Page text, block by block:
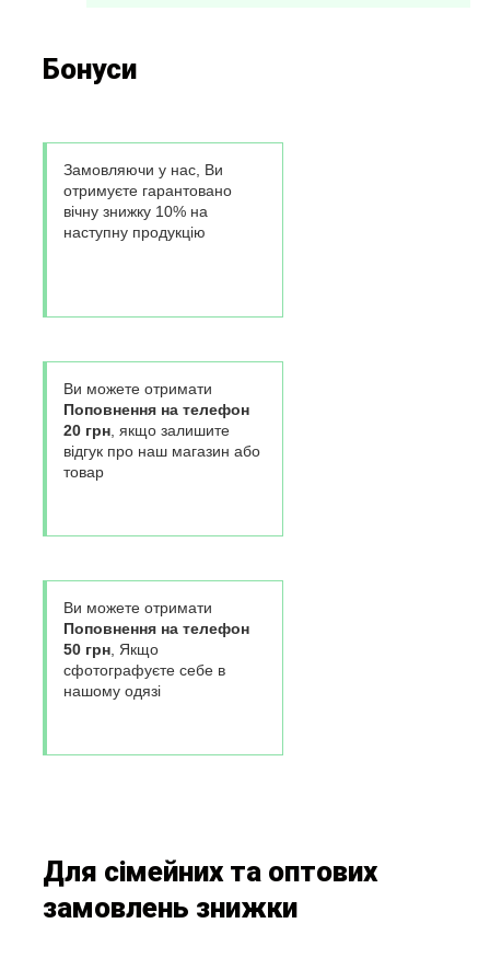
Бонуси
Замовляючи у нас, Ви
отримуєте гарантовано
вічну знижку 10% на
наступну продукцію
Ви можете отримати
Поповнення на телефон
20 грн, якщо залишите
відгук про наш магазин або
товар
Ви можете отримати
Поповнення на телефон
50 грн, Якщо
сфотографуєте себе в
нашому одязі
Для сімейних та оптових
замовлень знижки